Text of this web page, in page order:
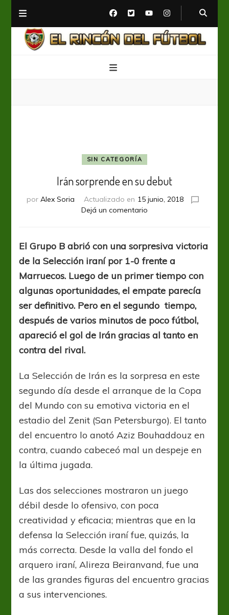
SIN CATEGORÍA
Irán sorprende en su debut
por Alex Soria Actualizado en 15 junio, 2018
Dejá un comentario
su
debut
El Grupo B abrió con una sorpresiva victoria
de la Selección iraní por 1-0 frente a
Marruecos. Luego de un primer tiempo con
algunas oportunidades, el empate parecía
ser definitivo. Pero en el segundo tiempo,
después de varios minutos de poco fútbol,
apareció el gol de Irán gracias al tanto en
contra del rival.
La Selección de Irán es la sorpresa en este
segundo día desde el arranque de la Copa
del Mundo con su emotiva victoria en el
estadio del Zenit (San Petersburgo). El tanto
del encuentro lo anotó Aziz Bouhaddouz en
contra, cuando cabeceó mal un despeje en
la última jugada.
Las dos selecciones mostraron un juego
débil desde lo ofensivo, con poca
creatividad y eficacia; mientras que en la
defensa la Selección iraní fue, quizás, la
más correcta. Desde la valla del fondo el
arquero iraní, Alireza Beiranvand, fue una
de las grandes figuras del encuentro gracias
a sus intervenciones.